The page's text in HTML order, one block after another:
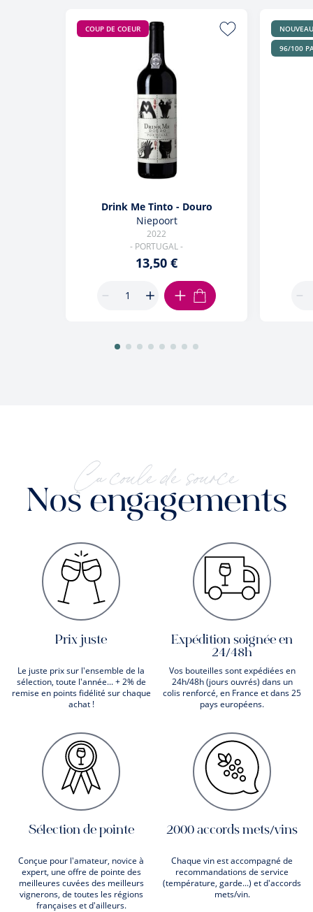
COUP DE COEUR
Drink Me Tinto - Douro
Niepoort
2022
- PORTUGAL -
13,50 €
AJOUTER AU PANIER
NOUVEAU
96/100
Ça coule de source
Nos engagements
Prix juste
Le juste prix sur l'ensemble de la
sélection, toute l'année... + 2% de
remise en points fidélité sur chaque
achat !
Expédition soignée en
24/48h
Vos bouteilles sont expédiées en
24h/48h (jours ouvrés) dans un
colis renforcé, en France et dans 25
pays européens.
Sélection de pointe
Conçue pour l'amateur, novice à
expert, une offre de pointe des
meilleures cuvées des meilleurs
vignerons, de toutes les régions
françaises et d'ailleurs.
2000 accords mets/vins
Chaque vin est accompagné de
recommandations de service
(température, garde...) et d'accords
mets/vin.